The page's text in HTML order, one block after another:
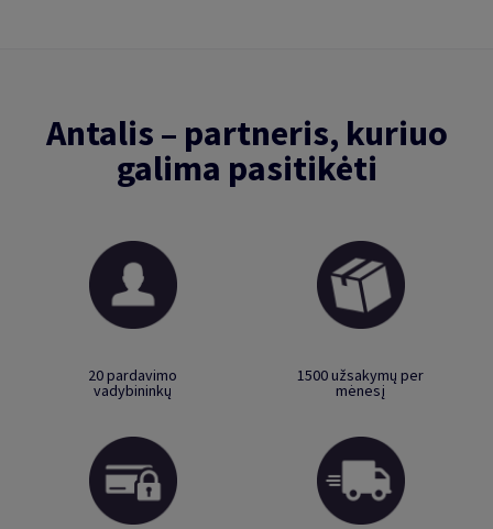
Antalis – partneris, kuriuo
galima pasitikėti
20 pardavimo
vadybininkų
1500 užsakymų per
mėnesį